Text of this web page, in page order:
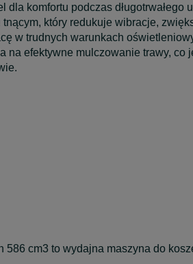
dla komfortu podczas długotrwałego
który redukuje wibracje,
w trudnych warunkach
na efektywne mulczowanie trawy, co
586 cm3 to wydajna maszyna do